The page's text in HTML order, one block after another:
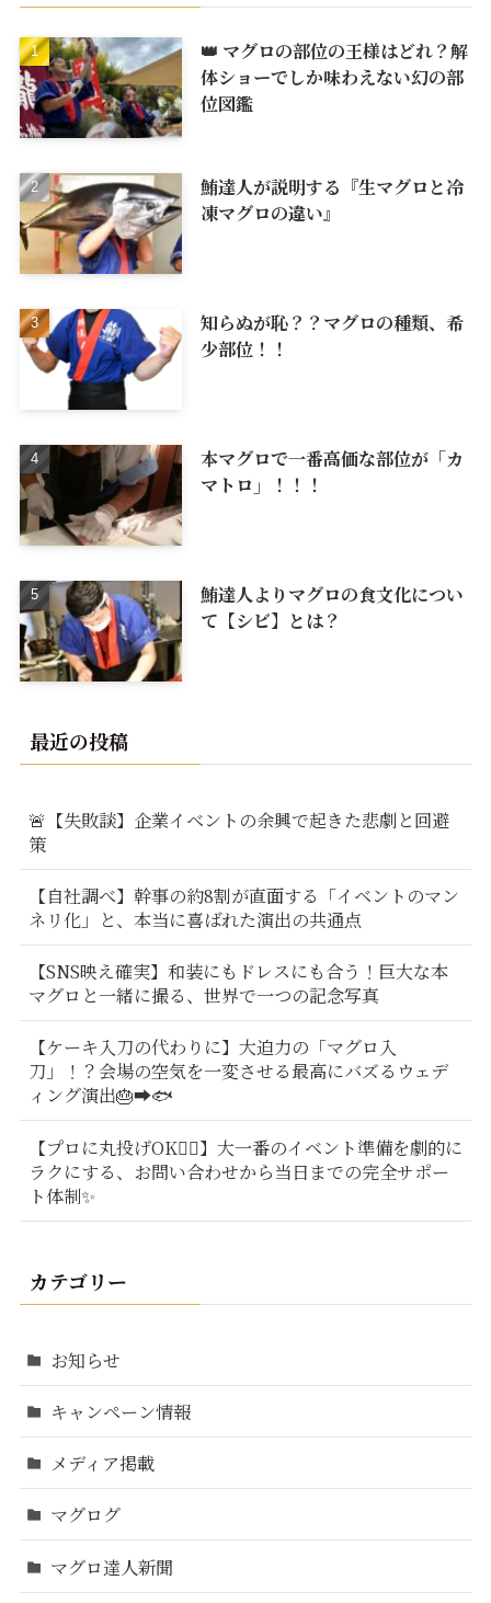
👑 マグロの部位の王様はどれ？解
体ショーでしか味わえない幻の部
位図鑑
鮪達人が説明する『生マグロと冷
凍マグロの違い』
知らぬが恥？？マグロの種類、希
少部位！！
本マグロで一番高価な部位が「カ
マトロ」！！！
鮪達人よりマグロの食文化につい
て【シビ】とは？
最近の投稿
🚨【失敗談】企業イベントの余興で起きた悲劇と回避
策
【自社調べ】幹事の約8割が直面する「イベントのマン
ネリ化」と、本当に喜ばれた演出の共通点
【SNS映え確実】和装にもドレスにも合う！巨大な本
マグロと一緒に撮る、世界で一つの記念写真
【ケーキ入刀の代わりに】大迫力の「マグロ入
刀」！？会場の空気を一変させる最高にバズるウェデ
ィング演出🎂➡️🐟
【プロに丸投げOK🙆‍♂️】大一番のイベント準備を劇的に
ラクにする、お問い合わせから当日までの完全サポー
ト体制✨
カテゴリー
お知らせ
キャンペーン情報
メディア掲載
マグログ
マグロ達人新聞